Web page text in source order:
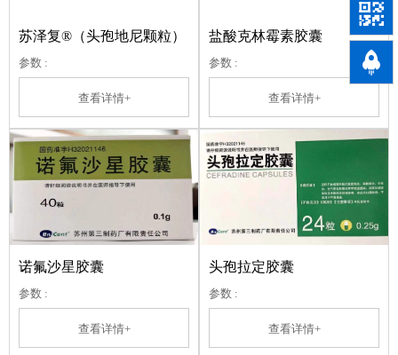
苏泽复®（头孢地尼颗粒）
参数 :
查看详情+
盐酸克林霉素胶囊
参数 :
查看详情+
诺氟沙星胶囊
参数 :
查看详情+
头孢拉定胶囊
参数 :
查看详情+

